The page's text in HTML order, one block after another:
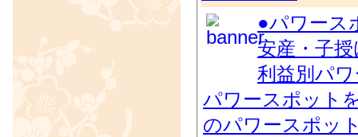
●パワース
安産・子
利益別パ
パワースポット
のパワースポッ